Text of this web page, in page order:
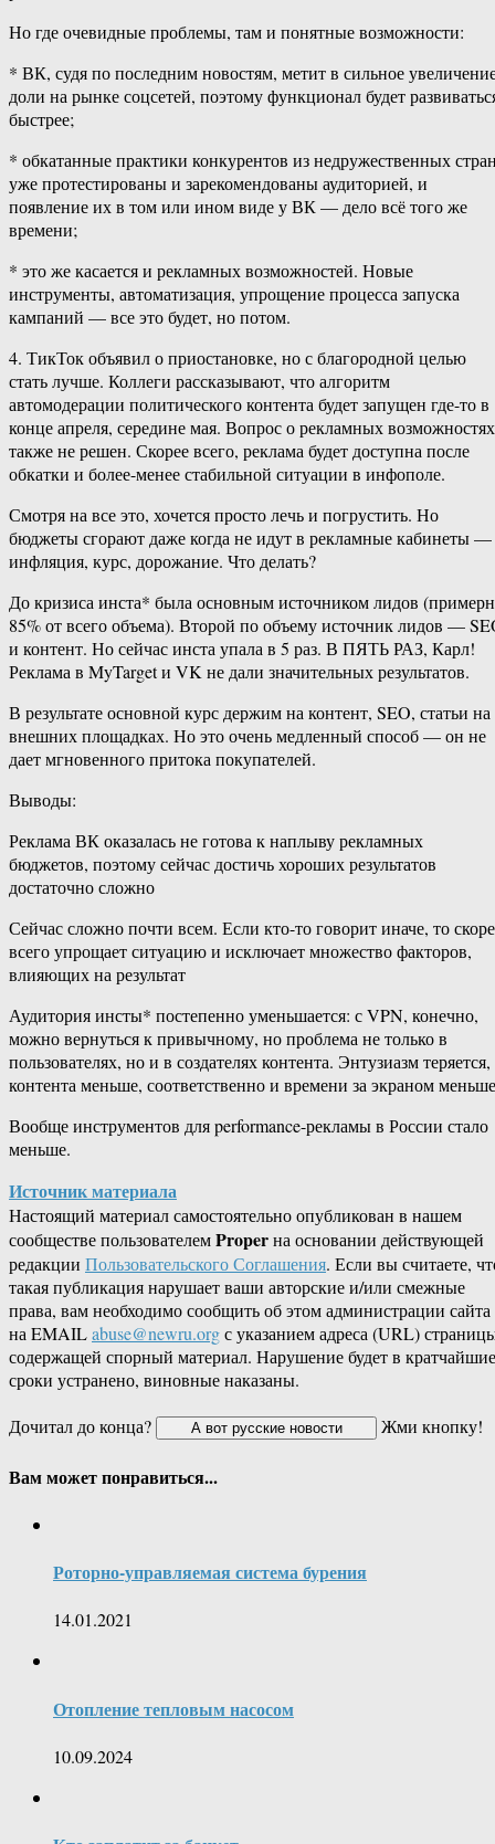
Но где очевидные проблемы, там и понятные возможности:
* ВК, судя по последним новостям, метит в сильное
доли на рынке соцсетей, поэтому функционал будет
быстрее;
* обкатанные практики конкурентов из недружественных
уже протестированы и зарекомендованы аудиторией, и
появление их в том или ином виде у ВК — дело всё того же
времени;
* это же касается и рекламных возможностей. Новые
инструменты, автоматизация, упрощение процесса запуска
кампаний — все это будет, но потом.
4. ТикТок объявил о приостановке, но с благородной целью
стать лучше. Коллеги рассказывают, что алгоритм
автомодерации политического контента будет запущен где-то в
конце апреля, середине мая. Вопрос о рекламных возможностях
также не решен. Скорее всего, реклама будет доступна после
обкатки и более-менее стабильной ситуации в инфополе.
Смотря на все это, хочется просто лечь и погрустить. Но
бюджеты сгорают даже когда не идут в рекламные кабинеты —
инфляция, курс, дорожание. Что делать?
До кризиса инста* была основным источником лидов
85% от всего объема). Второй по объему источник лидов —
и контент. Но сейчас инста упала в 5 раз. В ПЯТЬ РАЗ, Карл!
Реклама в MyTarget и VK не дали значительных результатов.
В результате основной курс держим на контент, SEO, статьи на
внешних площадках. Но это очень медленный способ — он не
дает мгновенного притока покупателей.
Выводы:
Реклама ВК оказалась не готова к наплыву рекламных
бюджетов, поэтому сейчас достичь хороших результатов
достаточно сложно
Сейчас сложно почти всем. Если кто-то говорит иначе, то
всего упрощает ситуацию и исключает множество факторов,
влияющих на результат
Аудитория инсты* постепенно уменьшается: с VPN, конечно,
можно вернуться к привычному, но проблема не только в
пользователях, но и в создателях контента. Энтузиазм теряется,
контента меньше, соответственно и времени за экраном
Вообще инструментов для performance-рекламы в России стало
меньше.
Источник материала
Настоящий материал самостоятельно опубликован в нашем
сообществе пользователемProperна основании действующей
редакции Пользовательского Соглашения. Если вы считаете,
такая публикация нарушает ваши авторские и/или смежные
права, вам необходимо сообщить об этом администрации сайта
на EMAILabuse@newru.orgс указанием адреса (URL)
содержащей спорный материал. Нарушение будет в кратчайшие
сроки устранено, виновные наказаны.
Дочитал до конца?
Жми кнопку!
Вам может понравиться...
Роторно-управляемая система бурения
14.01.2021
Отопление тепловым насосом
10.09.2024